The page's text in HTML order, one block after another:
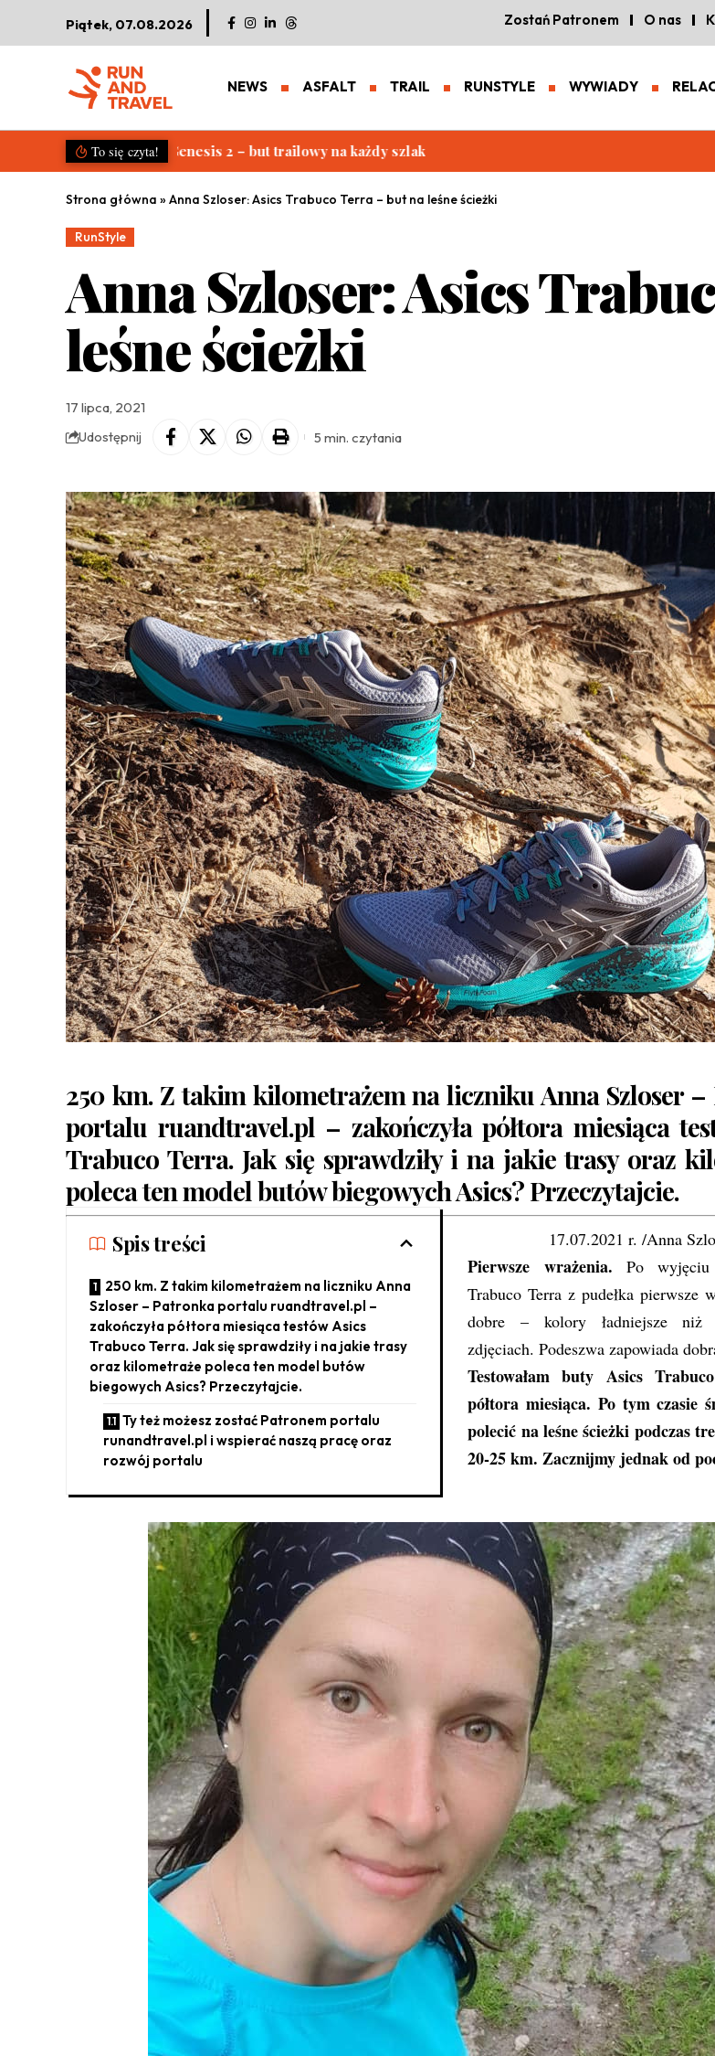
Piątek, 07.08.2026 Zostań Patronem O nas
NEWS ASFALT TRAIL RUNSTYLE WYWIADY
To się czyta! Salomon S/LAB Genesis 2. Nowa generacja zaawansowanych butów trailowych
Strona główna » Anna Szloser: Asics Trabuco Terra – but na leśne ścieżki
RunStyle
Anna Szloser: Asics
leśne ścieżki
17 lipca, 2021
Udostępnij 5 min. czytania
250 km. Z takim kilometrażem na liczniku Anna Szloser
portalu ruandtravel.pl – zakończyła półtora miesiąca
Trabuco Terra. Jak się sprawdziły i na jakie trasy oraz
poleca ten model butów biegowych Asics? Przeczytajcie.
Spis treści
250 km. Z takim kilometrażem na liczniku Anna
Szloser – Patronka portalu ruandtravel.pl –
zakończyła półtora miesiąca testów Asics
Trabuco Terra. Jak się sprawdziły i na jakie trasy
oraz kilometraże poleca ten model butów
biegowych Asics? Przeczytajcie.
Ty też możesz zostać Patronem portalu
runandtravel.pl i wspierać naszą pracę oraz
rozwój portalu
17.07.2021 r. /Anna
Pierwsze wrażenia. Po
Trabuco Terra z pudełka pierwsze
dobre – kolory ładniejsze niż
zdjęciach. Podeszwa zapowiada
Testowałam buty Asics
półtora miesiąca. Po tym czasie
polecić na leśne ścieżki podczas
20-25 km. Zacznijmy jednak od